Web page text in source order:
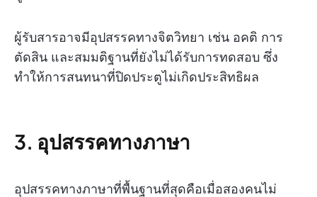
ผู้รับสารอาจมีอุปสรรคทางจิตวิทยา เช่น อคติ การ
ตัดสิน และสมมติฐานที่ยังไม่ได้รับการทดสอบ ซึ่ง
ทำให้การสนทนาที่ปิดประตูไม่เกิดประสิทธิผล
3. อุปสรรคทางภาษา
อุปสรรคทางภาษาที่พื้นฐานที่สุดคือเมื่อสองคนไม่